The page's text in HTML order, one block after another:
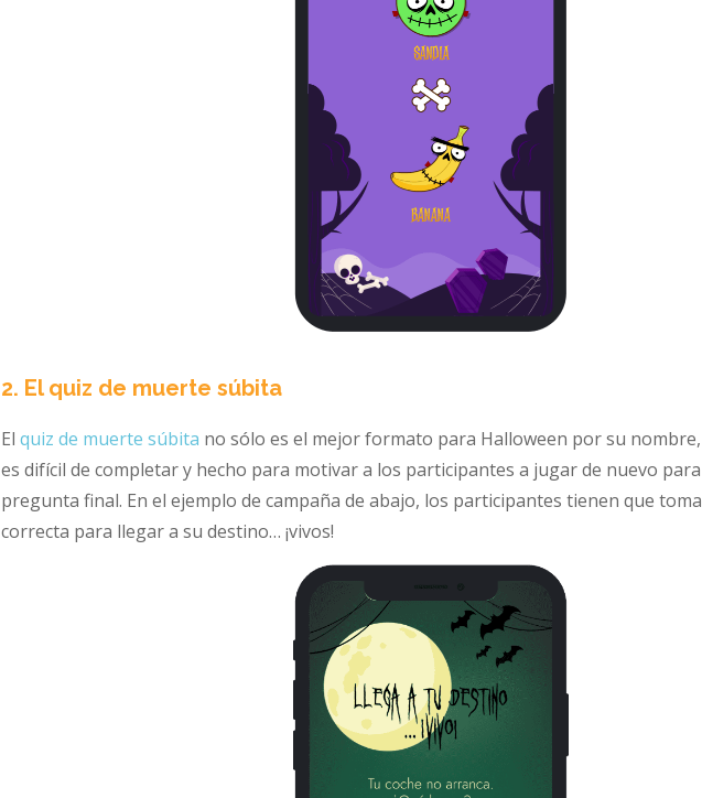
2. El quiz de muerte súbita
El quiz de muerte súbita no sólo es el mejor formato para Halloween por su
es difícil de completar y hecho para motivar a los participantes a jugar de nuevo
pregunta final. En el ejemplo de campaña de abajo, los participantes tienen que
correcta para llegar a su destino… ¡vivos!